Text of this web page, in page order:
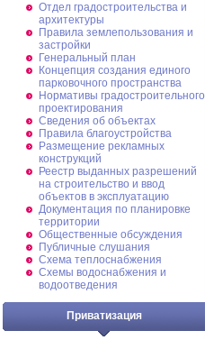
Отдел градостроительства и
архитектуры
Правила землепользования и
застройки
Генеральный план
Концепция создания единого
парковочного пространства
Нормативы градостроительного
проектирования
Сведения об объектах
Правила благоустройства
Размещение рекламных
конструкций
Реестр выданных разрешений
на строительство и ввод
объектов в эксплуатацию
Документация по планировке
территории
Общественные обсуждения
Публичные слушания
Схема теплоснабжения
Схемы водоснабжения и
водоотведения
Приватизация